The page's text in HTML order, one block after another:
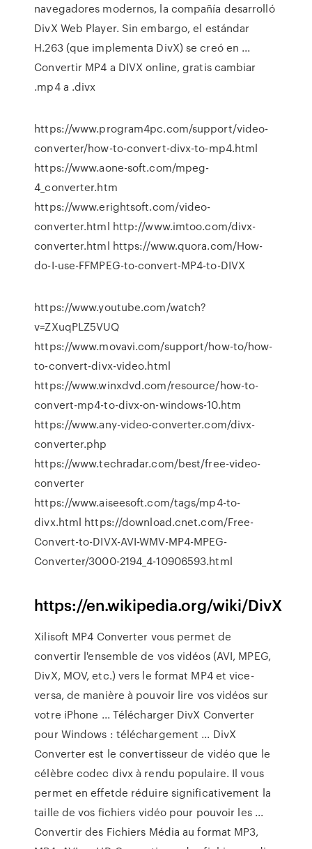
navegadores modernos, la compañía desarrolló
DivX Web Player. Sin embargo, el estándar
H.263 (que implementa DivX) se creó en ...
Convertir MP4 a DIVX online, gratis cambiar
.mp4 a .divx
https://www.program4pc.com/support/video-
converter/how-to-convert-divx-to-mp4.html
https://www.aone-soft.com/mpeg-
4_converter.htm
https://www.erightsoft.com/video-
converter.html http://www.imtoo.com/divx-
converter.html https://www.quora.com/How-
do-I-use-FFMPEG-to-convert-MP4-to-DIVX
https://www.youtube.com/watch?
v=ZXuqPLZ5VUQ
https://www.movavi.com/support/how-to/how-
to-convert-divx-video.html
https://www.winxdvd.com/resource/how-to-
convert-mp4-to-divx-on-windows-10.htm
https://www.any-video-converter.com/divx-
converter.php
https://www.techradar.com/best/free-video-
converter
https://www.aiseesoft.com/tags/mp4-to-
divx.html https://download.cnet.com/Free-
Convert-to-DIVX-AVI-WMV-MP4-MPEG-
Converter/3000-2194_4-10906593.html
https://en.wikipedia.org/wiki/DivX
Xilisoft MP4 Converter vous permet de
convertir l'ensemble de vos vidéos (AVI, MPEG,
DivX, MOV, etc.) vers le format MP4 et vice-
versa, de manière à pouvoir lire vos vidéos sur
votre iPhone ... Télécharger DivX Converter
pour Windows : téléchargement ... DivX
Converter est le convertisseur de vidéo que le
célèbre codec divx à rendu populaire. Il vous
permet en effetde réduire significativement la
taille de vos fichiers vidéo pour pouvoir les ...
Convertir des Fichiers Média au format MP3,